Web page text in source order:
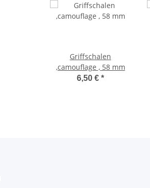
Griffschalen
,camouflage , 58 mm
6,50 € *